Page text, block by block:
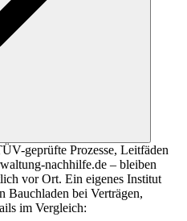
geprüfte Prozesse, Leitfäden
nachhilfe.de – bleiben
vor Ort. Ein eigenes Institut
Bauchladen bei Verträgen,
im Vergleich: